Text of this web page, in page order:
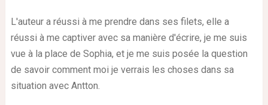
L'auteur a réussi à me prendre dans ses filets, elle a
réussi à me captiver avec sa manière d'écrire, je me suis
vue à la place de Sophia, et je me suis posée la question
de savoir comment moi je verrais les choses dans sa
situation avec Antton.